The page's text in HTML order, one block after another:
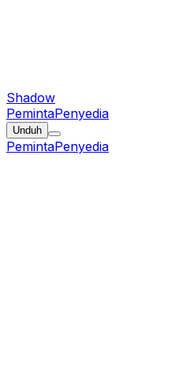
Shadow
PemintaPenyedia
Unduh
PemintaPenyedia